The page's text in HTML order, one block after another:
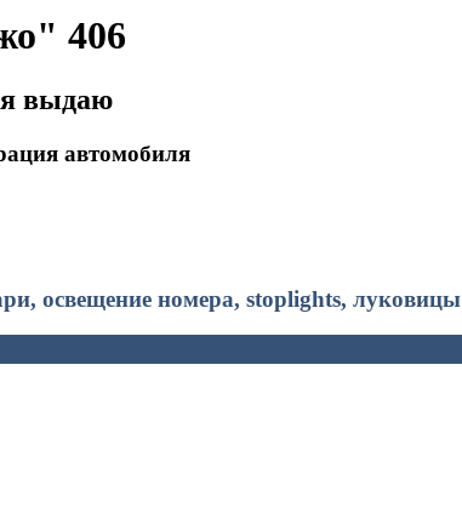
406
я выдаю
автомобиля
освещение номера, stoplights, луковицы